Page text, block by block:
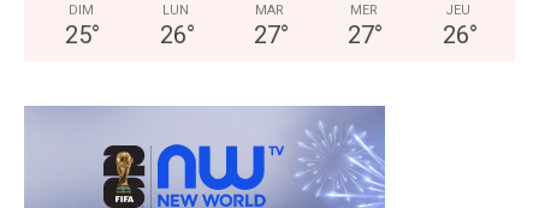
DIM
25°
LUN
26°
MAR
27°
MER
27°
JEU
26°